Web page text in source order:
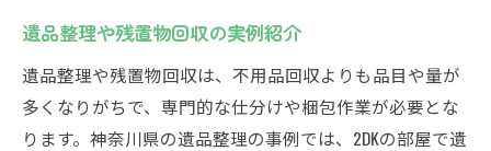
遺品整理や残置物回収の実例紹介
遺品整理や残置物回収は、不用品回収よりも品目や量が
多くなりがちで、専門的な仕分けや梱包作業が必要とな
ります。神奈川県の遺品整理の事例では、2DKの部屋で遺